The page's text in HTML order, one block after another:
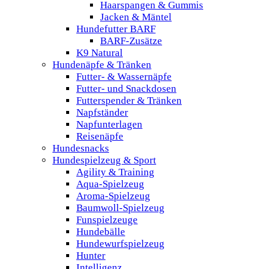
Haarspangen & Gummis
Jacken & Mäntel
Hundefutter BARF
BARF-Zusätze
K9 Natural
Hundenäpfe & Tränken
Futter- & Wassernäpfe
Futter- und Snackdosen
Futterspender & Tränken
Napfständer
Napfunterlagen
Reisenäpfe
Hundesnacks
Hundespielzeug & Sport
Agility & Training
Aqua-Spielzeug
Aroma-Spielzeug
Baumwoll-Spielzeug
Funspielzeuge
Hundebälle
Hundewurfspielzeug
Hunter